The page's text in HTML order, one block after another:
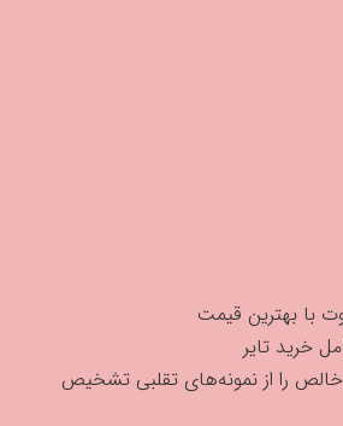
را از نمونه‌های تقلبی تشخیص